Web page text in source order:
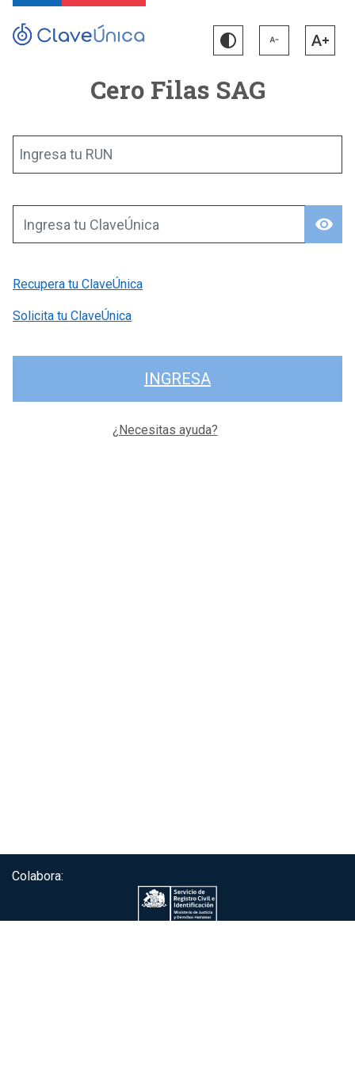
Cero Filas SAG
Ingresa tu RUN
visibility
Ingresa tu ClaveÚnica
Recupera tu ClaveÚnica
Solicita tu ClaveÚnica
INGRESA
¿Necesitas ayuda?
Colabora: